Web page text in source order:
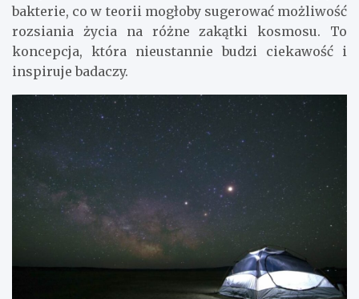
bakterie, co w teorii mogłoby sugerować możliwość
rozsiania życia na różne zakątki kosmosu. To
koncepcja, która nieustannie budzi ciekawość i
inspiruje badaczy.